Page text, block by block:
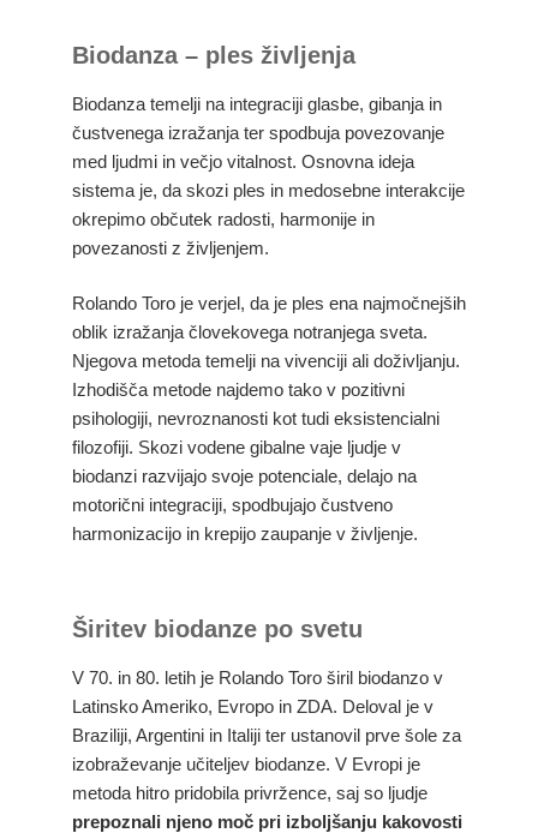
Biodanza – ples življenja
Biodanza temelji na integraciji glasbe, gibanja in
čustvenega izražanja ter spodbuja povezovanje
med ljudmi in večjo vitalnost. Osnovna ideja
sistema je, da skozi ples in medosebne interakcije
okrepimo občutek radosti, harmonije in
povezanosti z življenjem.
Rolando Toro je verjel, da je ples ena najmočnejših
oblik izražanja človekovega notranjega sveta.
Njegova metoda temelji na vivenciji ali doživljanju.
Izhodišča metode najdemo tako v pozitivni
psihologiji, nevroznanosti kot tudi eksistencialni
filozofiji. Skozi vodene gibalne vaje ljudje v
biodanzi razvijajo svoje potenciale, delajo na
motorični integraciji, spodbujajo čustveno
harmonizacijo in krepijo zaupanje v življenje.
Širitev biodanze po svetu
V 70. in 80. letih je Rolando Toro širil biodanzo v
Latinsko Ameriko, Evropo in ZDA. Deloval je v
Braziliji, Argentini in Italiji ter ustanovil prve šole za
izobraževanje učiteljev biodanze. V Evropi je
metoda hitro pridobila privržence, saj so ljudje
prepoznali njeno moč pri izboljšanju kakovosti